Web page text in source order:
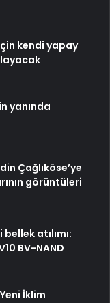
kendi yapay
yanında
Çağlıköse’ye
görüntüleri
atılımı:
BV-NAND
İklim